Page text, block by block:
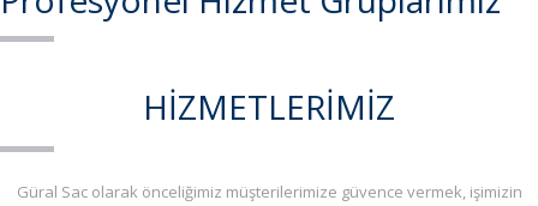
HİZMETLERİMİZ
Güral Sac olarak önceliğimiz müşterilerimize güvence vermek, işimizin